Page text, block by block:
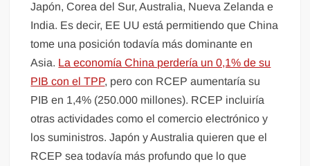
Japón, Corea del Sur, Australia, Nueva Zelanda e
India. Es decir, EE UU está permitiendo que China
tome una posición todavía más dominante en
Asia. La economía China perdería un 0,1% de su
PIB con el TPP, pero con RCEP aumentaría su
PIB en 1,4% (250.000 millones). RCEP incluiría
otras actividades como el comercio electrónico y
los suministros. Japón y Australia quieren que el
RCEP sea todavía más profundo que lo que